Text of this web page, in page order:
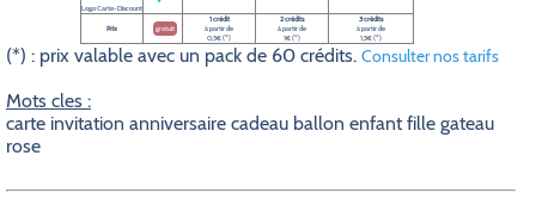
Logo Carte-Discount
Prix gratuit
1 crédit
à partir de
0,5€ (*)
2 crédits
à partir de
1€ (*)
3 crédits
à partir de
1,5€ (*)
(*) : prix valable avec un pack de 60 crédits. Consulter nos tarifs
Mots cles :
carte invitation anniversaire cadeau ballon enfant fille gateau
rose